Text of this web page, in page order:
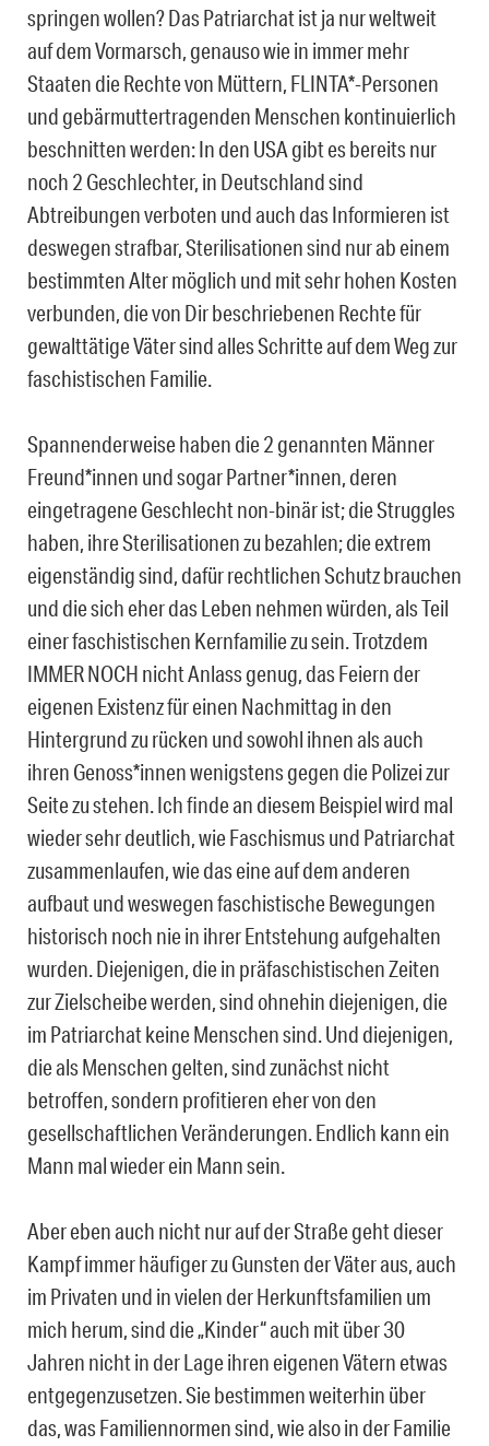
springen wollen? Das Patriarchat ist ja nur weltweit
auf dem Vormarsch, genauso wie in immer mehr
Staaten die Rechte von Müttern, FLINTA*-Personen
und gebärmuttertragenden Menschen kontinuierlich
beschnitten werden: In den USA gibt es bereits nur
noch 2 Geschlechter, in Deutschland sind
Abtreibungen verboten und auch das Informieren ist
deswegen strafbar, Sterilisationen sind nur ab einem
bestimmten Alter möglich und mit sehr hohen Kosten
verbunden, die von Dir beschriebenen Rechte für
gewalttätige Väter sind alles Schritte auf dem Weg zur
faschistischen Familie.
Spannenderweise haben die 2 genannten Männer
Freund*innen und sogar Partner*innen, deren
eingetragene Geschlecht non-binär ist; die Struggles
haben, ihre Sterilisationen zu bezahlen; die extrem
eigenständig sind, dafür rechtlichen Schutz brauchen
und die sich eher das Leben nehmen würden, als Teil
einer faschistischen Kernfamilie zu sein. Trotzdem
IMMER NOCH nicht Anlass genug, das Feiern der
eigenen Existenz für einen Nachmittag in den
Hintergrund zu rücken und sowohl ihnen als auch
ihren Genoss*innen wenigstens gegen die Polizei zur
Seite zu stehen. Ich finde an diesem Beispiel wird mal
wieder sehr deutlich, wie Faschismus und Patriarchat
zusammenlaufen, wie das eine auf dem anderen
aufbaut und weswegen faschistische Bewegungen
historisch noch nie in ihrer Entstehung aufgehalten
wurden. Diejenigen, die in präfaschistischen Zeiten
zur Zielscheibe werden, sind ohnehin diejenigen, die
im Patriarchat keine Menschen sind. Und diejenigen,
die als Menschen gelten, sind zunächst nicht
betroffen, sondern profitieren eher von den
gesellschaftlichen Veränderungen. Endlich kann ein
Mann mal wieder ein Mann sein.
Aber eben auch nicht nur auf der Straße geht dieser
Kampf immer häufiger zu Gunsten der Väter aus, auch
im Privaten und in vielen der Herkunftsfamilien um
mich herum, sind die „Kinder“ auch mit über 30
Jahren nicht in der Lage ihren eigenen Vätern etwas
entgegenzusetzen. Sie bestimmen weiterhin über
das, was Familiennormen sind, wie also in der Familie